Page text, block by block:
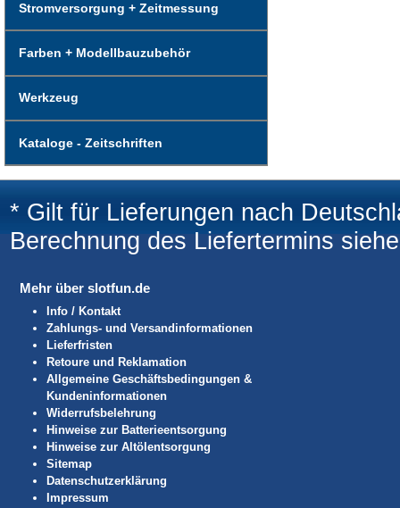
Stromversorgung + Zeitmessung
Farben + Modellbauzubehör
Werkzeug
Kataloge - Zeitschriften
* Gilt für Lieferungen nach
Berechnung des Liefertermins
Mehr über slotfun.de
Info / Kontakt
Zahlungs- und Versandinformationen
Lieferfristen
Retoure und Reklamation
Allgemeine Geschäftsbedingungen &
Kundeninformationen
Widerrufsbelehrung
Hinweise zur Batterieentsorgung
Hinweise zur Altölentsorgung
Sitemap
Datenschutzerklärung
Impressum